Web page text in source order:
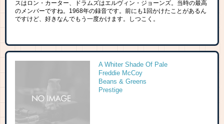
スはロン・カーター、ドラムズはエルヴィン・ジョーンズ。当時の最高
のメンバーですね。1968年の録音です。前にも1回かけたことがあるん
ですけど、好きなんでもう一度かけます。しつこく。
A Whiter Shade Of Pale
Freddie McCoy
Beans & Greens
Prestige